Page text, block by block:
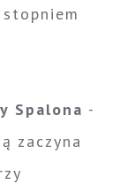
Spalona -
zaczyna